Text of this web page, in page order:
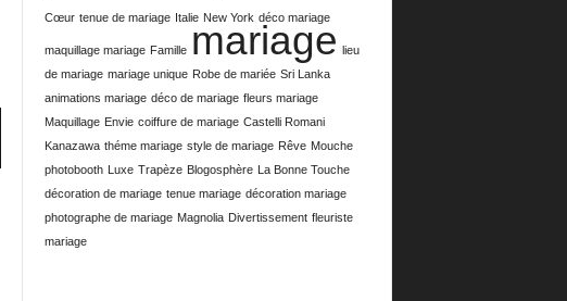
Cœur tenue de mariage Italie New York déco mariage
maquillage mariage Famille mariage lieu
de mariage mariage unique Robe de mariée Sri Lanka
animations mariage déco de mariage fleurs mariage
Maquillage Envie coiffure de mariage Castelli Romani
Kanazawa théme mariage style de mariage Rêve Mouche
photobooth Luxe Trapèze Blogosphère La Bonne Touche
décoration de mariage tenue mariage décoration mariage
photographe de mariage Magnolia Divertissement fleuriste
mariage